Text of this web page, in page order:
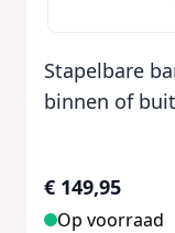
Stapelbare
binnen of
€ 149,95
Op voorraad